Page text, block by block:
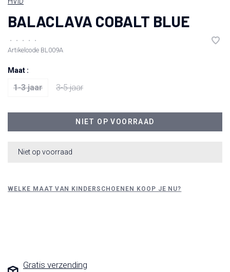
BALACLAVA COBALT BLUE
• • • •
•
Artikelcode BL009A
Maat :
1-3 jaar 3-5 jaar
NIET OP VOORRAAD
Niet op voorraad
WELKE MAAT VAN KINDERSCHOENEN KOOP JE NU?
Gratis verzending